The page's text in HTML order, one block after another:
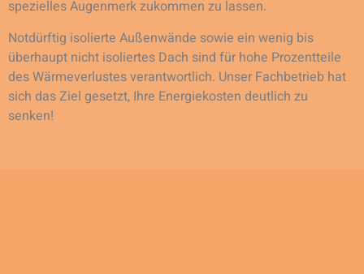
spezielles Augenmerk zukommen zu lassen.
Notdürftig isolierte Außenwände sowie ein wenig bis
überhaupt nicht isoliertes Dach sind für hohe Prozentteile
des Wärmeverlustes verantwortlich. Unser Fachbetrieb hat
sich das Ziel gesetzt, Ihre Energiekosten deutlich zu
senken!